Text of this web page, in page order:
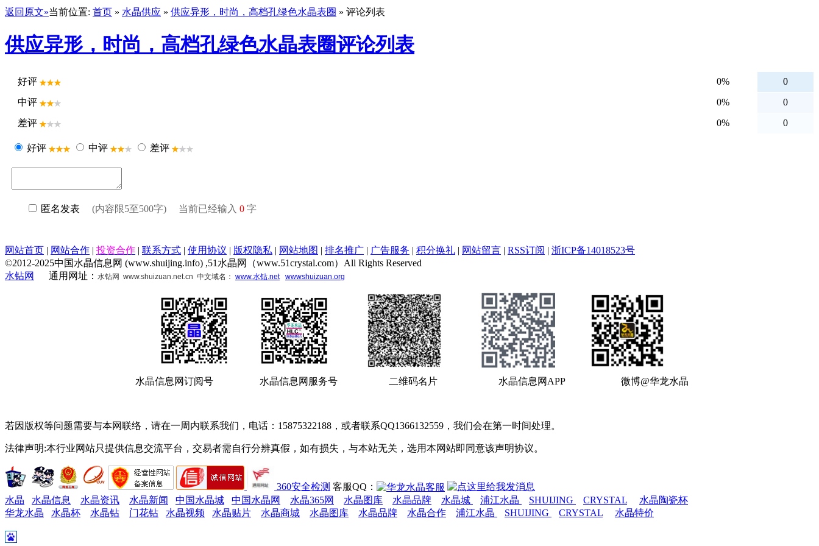
返回原文»当前位置: 首页 » 水晶供应 » 供应异形，时尚，高档孔绿色水晶表圈 » 评论列表
供应异形，时尚，高档孔绿色水晶表圈评论列表
好评 0%
0
中评
0%
0
差评
0% 0
好评 中评 差评
匿名发表 (内容限5至500字) 当前已经输入 0 字
网站首页 | 网站合作 | 投资合作 | 联系方式 | 使用协议 | 版权隐私 | 网站地图 | 排名推广 | 广告服务 | 积分换礼 | 网站留言 | RSS订阅 | 浙ICP备14018523号
©2012-2025中国水晶信息网 (www.shuijing.info) ,51水晶网（www.51crystal.com）All Rights Reserved
水钻网
通用网址： 水钻网 www.shuizuan.net.cn 中文域名： www.水钻.net wwwshuizuan.org
水晶信息网订阅号 水晶信息网服务号 二维码名片 水晶信息网APP 微博@华龙水晶
若因版权等问题需要与本网联络，请在一周内联系我们，电话：15875322188，或者联系QQ1366132559，我们会在第一时间处理。
法律声明:本行业网站只提供信息交流平台，交易者需自行分辨真假，如有损失，与本站无关，选用本网站即同意该声明协议。
360安全检测 客服QQ：
水晶
水晶信息 水晶资讯 水晶新闻 中国水晶城 中国水晶网 水晶365网 水晶图库 水晶品牌 水晶城 浦江水晶 SHUIJING CRYSTAL
水晶陶瓷杯
华龙水晶
水晶杯 水晶钻 门花钻 水晶视频 水晶贴片 水晶商城 水晶图库 水晶品牌 水晶合作 浦江水晶 SHUIJING CRYSTAL 水晶特价